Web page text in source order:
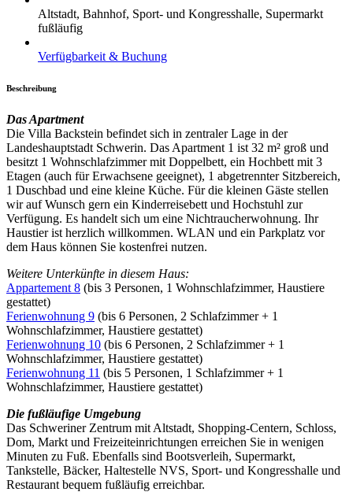
Altstadt, Bahnhof, Sport- und Kongresshalle, Supermarkt
fußläufig
Verfügbarkeit & Buchung
Beschreibung
Das Apartment
Die Villa Backstein befindet sich in zentraler Lage in der
Landeshauptstadt Schwerin. Das Apartment 1 ist 32 m² groß und
besitzt 1 Wohnschlafzimmer mit Doppelbett, ein Hochbett mit 3
Etagen (auch für Erwachsene geeignet), 1 abgetrennter Sitzbereich,
1 Duschbad und eine kleine Küche. Für die kleinen Gäste stellen
wir auf Wunsch gern ein Kinderreisebett und Hochstuhl zur
Verfügung. Es handelt sich um eine Nichtraucherwohnung. Ihr
Haustier ist herzlich willkommen. WLAN und ein Parkplatz vor
dem Haus können Sie kostenfrei nutzen.
Weitere Unterkünfte in diesem Haus:
Appartement 8 (bis 3 Personen, 1 Wohnschlafzimmer, Haustiere
gestattet)
Ferienwohnung 9 (bis 6 Personen, 2 Schlafzimmer + 1
Wohnschlafzimmer, Haustiere gestattet)
Ferienwohnung 10 (bis 6 Personen, 2 Schlafzimmer + 1
Wohnschlafzimmer, Haustiere gestattet)
Ferienwohnung 11 (bis 5 Personen, 1 Schlafzimmer + 1
Wohnschlafzimmer, Haustiere gestattet)
Die fußläufige Umgebung
Das Schweriner Zentrum mit Altstadt, Shopping-Centern, Schloss,
Dom, Markt und Freizeiteinrichtungen erreichen Sie in wenigen
Minuten zu Fuß. Ebenfalls sind Bootsverleih, Supermarkt,
Tankstelle, Bäcker, Haltestelle NVS, Sport- und Kongresshalle und
Restaurant bequem fußläufig erreichbar.